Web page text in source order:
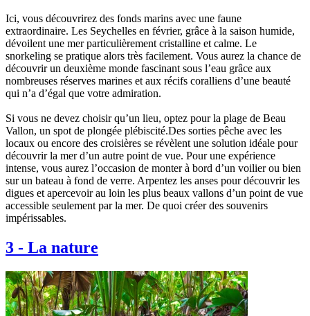
Ici, vous découvrirez des fonds marins avec une faune
extraordinaire. Les Seychelles en février, grâce à la saison humide,
dévoilent une mer particulièrement cristalline et calme. Le
snorkeling se pratique alors très facilement. Vous aurez la chance de
découvrir un deuxième monde fascinant sous l’eau grâce aux
nombreuses réserves marines et aux récifs coralliens d’une beauté
qui n’a d’égal que votre admiration.
Si vous ne devez choisir qu’un lieu, optez pour la plage de Beau
Vallon, un spot de plongée plébiscité.Des sorties pêche avec les
locaux ou encore des croisières se révèlent une solution idéale pour
découvrir la mer d’un autre point de vue. Pour une expérience
intense, vous aurez l’occasion de monter à bord d’un voilier ou bien
sur un bateau à fond de verre. Arpentez les anses pour découvrir les
digues et apercevoir au loin les plus beaux vallons d’un point de vue
accessible seulement par la mer. De quoi créer des souvenirs
impérissables.
3 - La nature